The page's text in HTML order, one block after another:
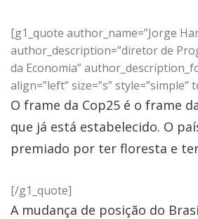
[g1_quote author_name=”Jorge
author_description=”diretor de
da Economia”
align=”left” size=”s” style=”simple”
O frame da Cop25 é o frame
que já está estabelecido. O
premiado por ter floresta e
[/g1_quote]
A mudança de posição do